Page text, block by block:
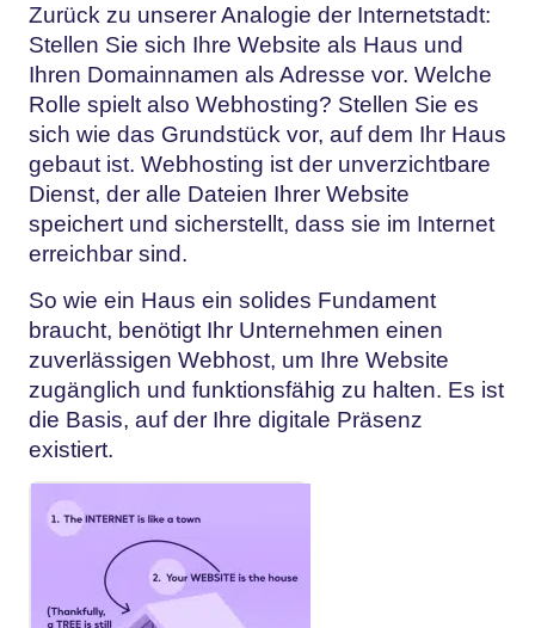
Zurück zu unserer Analogie der Internetstadt:
Stellen Sie sich Ihre Website als Haus und
Ihren Domainnamen als Adresse vor. Welche
Rolle spielt also Webhosting? Stellen Sie es
sich wie das Grundstück vor, auf dem Ihr Haus
gebaut ist. Webhosting ist der unverzichtbare
Dienst, der alle Dateien Ihrer Website
speichert und sicherstellt, dass sie im Internet
erreichbar sind.
So wie ein Haus ein solides Fundament
braucht, benötigt Ihr Unternehmen einen
zuverlässigen Webhost, um Ihre Website
zugänglich und funktionsfähig zu halten. Es ist
die Basis, auf der Ihre digitale Präsenz
existiert.